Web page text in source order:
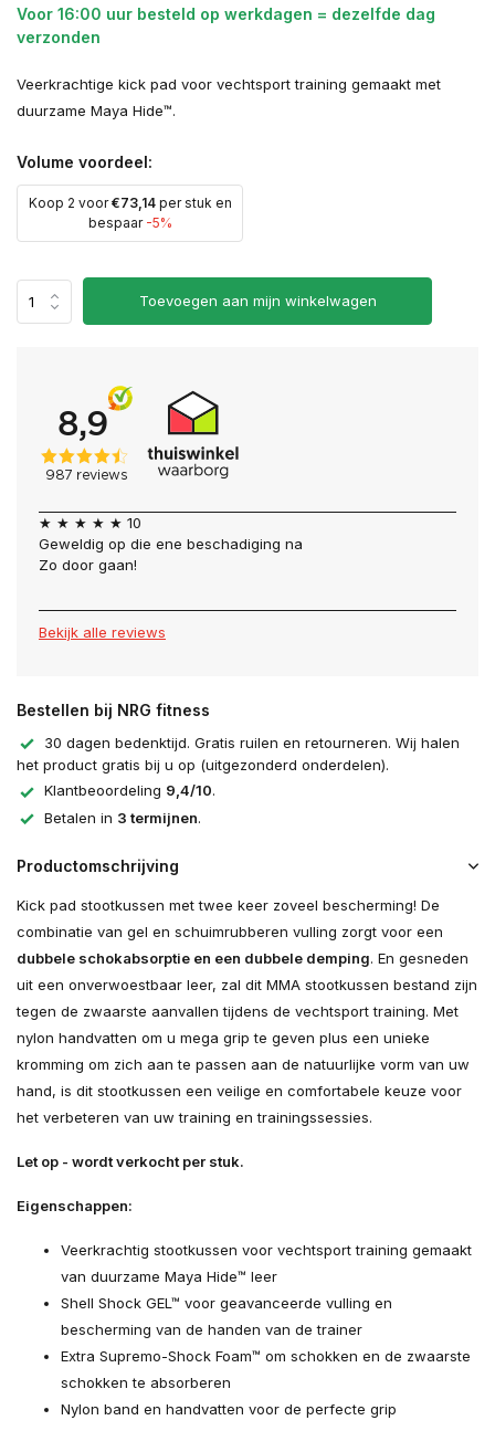
Voor 16:00 uur besteld op werkdagen = dezelfde dag
verzonden
Veerkrachtige kick pad voor vechtsport training gemaakt met
duurzame Maya Hide™.
Volume voordeel:
Koop 2 voor€73,14per stuk en
bespaar -5%
Toevoegen aan mijn winkelwagen
★ ★ ★ ★ ★ 10
Geweldig op die ene beschadiging na
Zo door gaan!
Bekijk alle reviews
Bestellen bij NRG fitness
30 dagen bedenktijd. Gratis ruilen en retourneren. Wij halen
het product gratis bij u op (uitgezonderd onderdelen).
Klantbeoordeling 9,4/10.
Betalen in 3 termijnen.
Productomschrijving
Kick pad stootkussen met twee keer zoveel bescherming! De
combinatie van gel en schuimrubberen vulling zorgt voor een
dubbele schokabsorptie en een dubbele demping. En gesneden
uit een onverwoestbaar leer, zal dit MMA stootkussen bestand zijn
tegen de zwaarste aanvallen tijdens de vechtsport training. Met
nylon handvatten om u mega grip te geven plus een unieke
kromming om zich aan te passen aan de natuurlijke vorm van uw
hand, is dit stootkussen een veilige en comfortabele keuze voor
het verbeteren van uw training en trainingssessies.
Let op - wordt verkocht per stuk.
Eigenschappen:
Veerkrachtig stootkussen voor vechtsport training gemaakt
van duurzame Maya Hide™ leer
Shell Shock GEL™ voor geavanceerde vulling en
bescherming van de handen van de trainer
Extra Supremo-Shock Foam™ om schokken en de zwaarste
schokken te absorberen
Nylon band en handvatten voor de perfecte grip